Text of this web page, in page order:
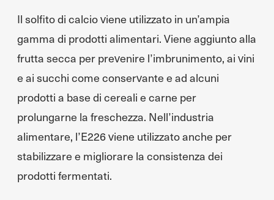
Il solfito di calcio viene utilizzato in un’ampia
gamma di prodotti alimentari. Viene aggiunto alla
frutta secca per prevenire l’imbrunimento, ai vini
e ai succhi come conservante e ad alcuni
prodotti a base di cereali e carne per
prolungarne la freschezza. Nell’industria
alimentare, l’E226 viene utilizzato anche per
stabilizzare e migliorare la consistenza dei
prodotti fermentati.